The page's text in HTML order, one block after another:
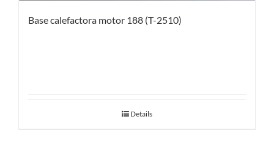
Base calefactora motor 188 (T-2510)
Details